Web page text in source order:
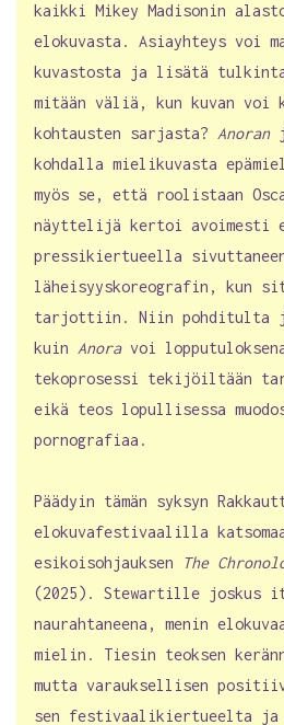
kaikki Mikey Madisonin
elokuvasta. Asiayhteys voi
kuvastosta ja lisätä
mitään väliä, kun kuvan
kohtausten sarjasta? Anoran
kohdalla mielikuvasta
myös se, että roolistaan
näyttelijä kertoi avoimesti
pressikiertueella
läheisyyskoreografin, kun
tarjottiin. Niin pohditulta ja
kuin Anoravoi
tekoprosessi tekijöiltään
eikä teos lopullisessa
pornografiaa.
Päädyin tämän syksyn
elokuvafestivaalilla
esikoisohjauksen
The
(2025). Stewartille joskus
naurahtaneena, menin
mielin. Tiesin teoksen
mutta varauksellisen
sen festivaalikiertueelta ja